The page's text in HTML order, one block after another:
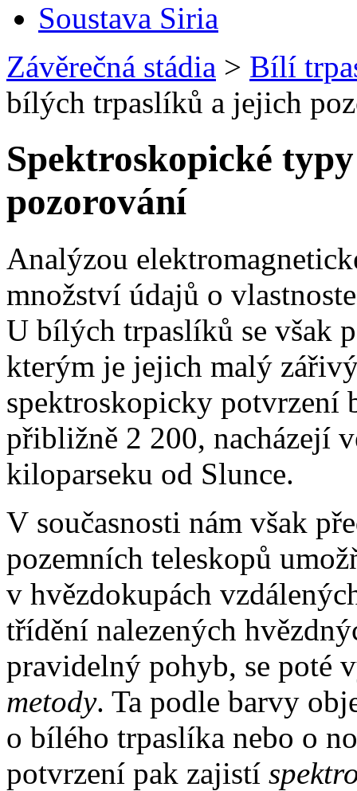
Soustava Siria
Závěrečná stádia > Bílí
bílých trpaslíků a jejich
Spektroskopické
pozorování
Analýzou
množství údajů o
U bílých trpaslíků se však
kterým je jejich malý
spektroskopicky potvrzení
přibližně 2 200, nacházejí
kiloparseku od Slunce.
V současnosti nám však
pozemních teleskopů
v hvězdokupách
třídění nalezených
pravidelný pohyb, se poté
metody. Ta podle barvy
o bílého trpaslíka nebo o
potvrzení pak zajistí